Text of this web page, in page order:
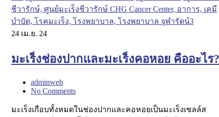
24 เม.ย. 24
มะเร็งช่องปากและมะเร็งคอหอย คืออะไร?
adminweb
No Comments
มะเร็งเกือบทั้งหมดในช่องปากและคอหอยเป็นมะเร็งเซลล์ส